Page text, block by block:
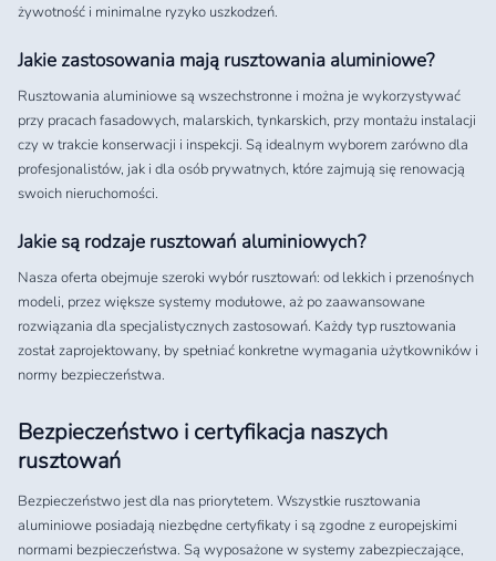
żywotność i minimalne ryzyko uszkodzeń.
Jakie zastosowania mają rusztowania aluminiowe?
Rusztowania aluminiowe są wszechstronne i można je wykorzystywać
przy pracach fasadowych, malarskich, tynkarskich, przy montażu instalacji
czy w trakcie konserwacji i inspekcji. Są idealnym wyborem zarówno dla
profesjonalistów, jak i dla osób prywatnych, które zajmują się renowacją
swoich nieruchomości.
Jakie są rodzaje rusztowań aluminiowych?
Nasza oferta obejmuje szeroki wybór rusztowań: od lekkich i przenośnych
modeli, przez większe systemy modułowe, aż po zaawansowane
rozwiązania dla specjalistycznych zastosowań. Każdy typ rusztowania
został zaprojektowany, by spełniać konkretne wymagania użytkowników i
normy bezpieczeństwa.
Bezpieczeństwo i certyfikacja naszych
rusztowań
Bezpieczeństwo jest dla nas priorytetem. Wszystkie rusztowania
aluminiowe posiadają niezbędne certyfikaty i są zgodne z europejskimi
normami bezpieczeństwa. Są wyposażone w systemy zabezpieczające,